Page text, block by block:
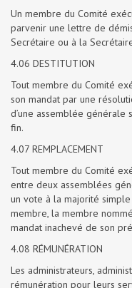
Un membre du Comité
parvenir une lettre de
Secrétaire ou à la
4.06 DESTITUTION
Tout membre du Comité
son mandat par une
d’une assemblée
fin.
4.07 REMPLACEMENT
Tout membre du Comité
entre deux assemblées
un vote à la majorité
membre, la membre
mandat inachevé de son
4.08 RÉMUNÉRATION
Les administrateurs,
rémunération pour leurs